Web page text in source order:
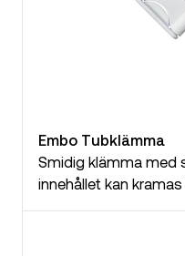
Embo Tubklämma
Smidig klämma med
innehållet kan